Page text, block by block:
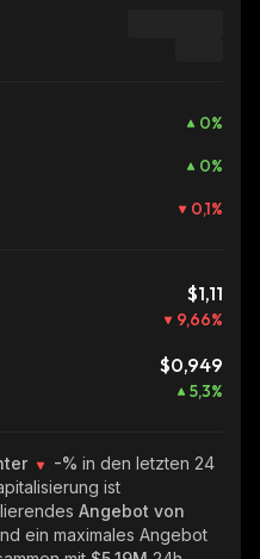
0%
0%
0,1%
$1,11
9,66%
$0,949
5,3%
-% in den letzten 24
ist
Angebot von
ein maximales Angebot